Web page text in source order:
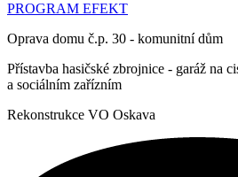
PROGRAM EFEKT
Oprava domu č.p. 30 - komunitní dům
Přístavba hasičské zbrojnice - garáž na
a sociálním zařízním
Rekonstrukce VO Oskava